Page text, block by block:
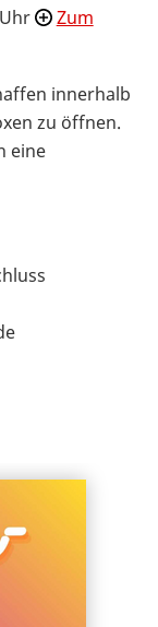
Zum
innerhalb
zu öffnen.
eine